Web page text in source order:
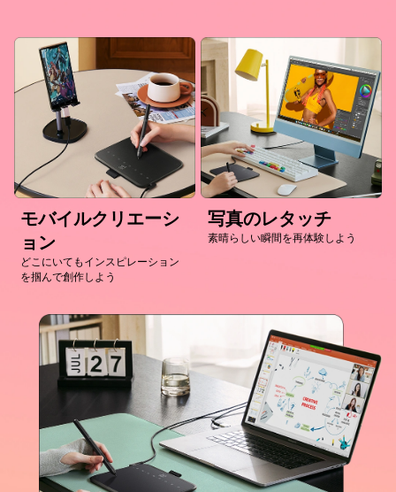
モバイルクリエーシ
ョン
どこにいてもインスピレーション
を掴んで創作しよう
写真のレタッチ
素晴らしい瞬間を再体験しよう